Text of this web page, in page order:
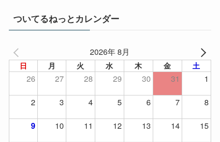
ついてるねっとカレンダー
2026年 8月
日 月 火 水 木 金 土
26 27 28 29 30 31
1
2
3 4 5 6 7 8
9 10 11 12 13 14
15